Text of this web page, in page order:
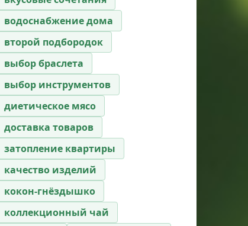
водоснабжение дома
второй подбородок
выбор браслета
выбор инструментов
диетическое мясо
доставка товаров
затопление квартиры
качество изделий
кокон-гнёздышко
коллекционный чай